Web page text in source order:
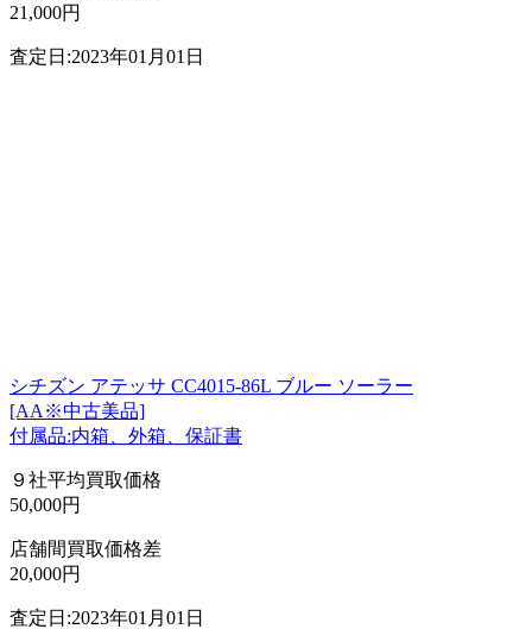
21,000円
査定日:2023年01月01日
シチズン アテッサ CC4015-86L ブルー ソーラー
[AA※中古美品]
付属品:内箱、外箱、保証書
９社平均買取価格
50,000円
店舗間買取価格差
20,000円
査定日:2023年01月01日